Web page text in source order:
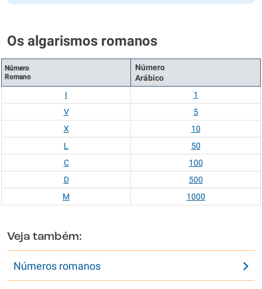
Os algarismos romanos
Número
Romano
Número
Arábico
I
1
V
5
X
10
L
50
C
100
D
500
M
1000
Veja também:
Números romanos